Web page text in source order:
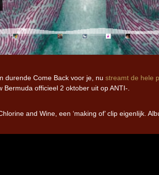
durende Come Back voor je, nu streamt de hele
officieel 2 oktober uit op ANTI-.
and Wine, een ‘making of’ clip eigenlijk.